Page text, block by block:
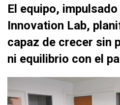
El equipo,
Innovation Lab,
capaz de crecer sin
ni equilibrio con el